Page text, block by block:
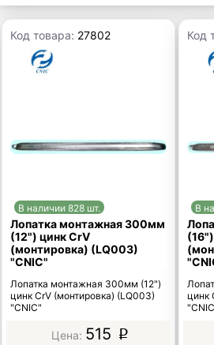
Код товара: 27802
В наличии 828 шт.
Лопатка монтажная 300мм
(12") цинк CrV
(монтировка) (LQ003)
"CNIC"
Лопатка монтажная 300мм (12")
цинк CrV (монтировка) (LQ003)
"CNIC"
515 p
Код
В
цинк